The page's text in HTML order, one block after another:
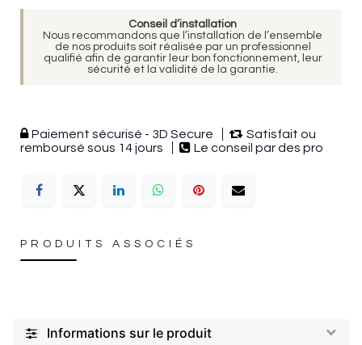
Conseil d’installation
Nous recommandons que l’installation de l’ensemble
de nos produits soit réalisée par un professionnel
qualifié afin de garantir leur bon fonctionnement, leur
sécurité et la validité de la garantie.
Paiement sécurisé - 3D Secure
Satisfait ou
remboursé sous 14 jours
Le conseil par des pro
PRODUITS ASSOCIÉS
Informations sur le produit